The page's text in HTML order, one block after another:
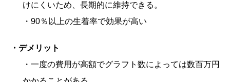
けにくいため、長期的に維持できる。
・90％以上の生着率で効果が高い
・デメリット
・一度の費用が高額でグラフト数によっては数百万円